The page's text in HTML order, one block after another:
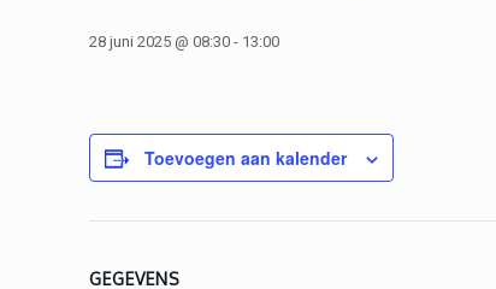
28 juni 2025 @ 08:30 - 13:00
Toevoegen aan kalender
GEGEVENS